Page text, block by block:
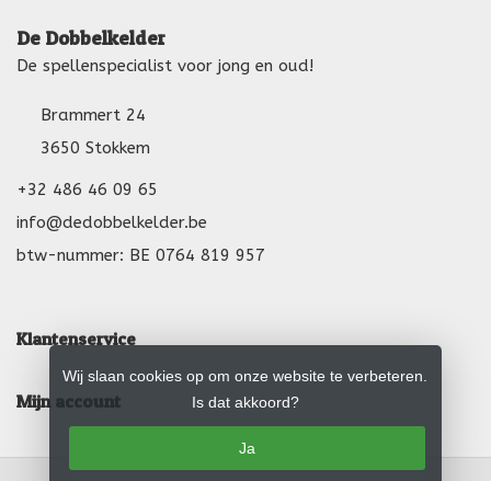
De Dobbelkelder
De spellenspecialist voor jong en oud!
Brammert 24
3650 Stokkem
+32 486 46 09 65
info@dedobbelkelder.be
btw-nummer: BE 0764 819 957
Klantenservice
Mijn account
Wij slaan cookies op om onze website te verbeteren.
Is dat akkoord?
Ja